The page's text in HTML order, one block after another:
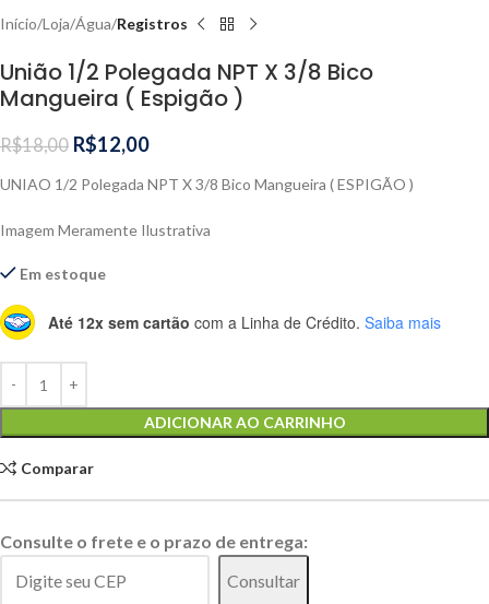
Início Loja Água Registros
União 1/2 Polegada NPT X 3/8 Bico
Mangueira ( Espigão )
R$18,00 R$12,00
UNIAO 1/2 Polegada NPT X 3/8 Bico Mangueira ( ESPIGÃO )
Imagem Meramente Ilustrativa
Em estoque
Até 12x sem cartão com a Linha de Crédito. Saiba mais
ADICIONAR AO CARRINHO
Comparar
Consulte o frete e o prazo de entrega:
Consultar